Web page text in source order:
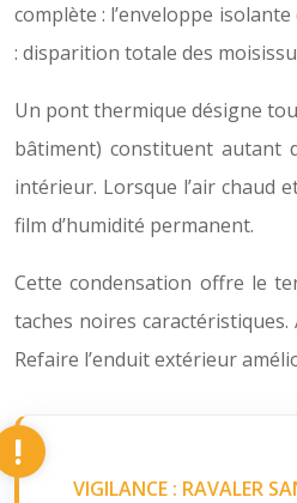
complète : l’enveloppe
: disparition totale des
Un pont thermique désigne
bâtiment) constituent autant
intérieur. Lorsque l’air chaud
film d’humidité permanent.
Cette condensation offre le
taches noires
Refaire l’enduit extérieur
VIGILANCE : RAVALER